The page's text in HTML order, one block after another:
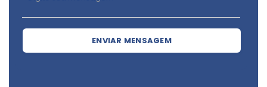
ENVIAR MENSAGEM